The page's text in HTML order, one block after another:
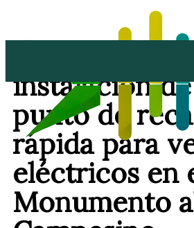
instalación
punto de
rápida para
eléctricos en
Monumento